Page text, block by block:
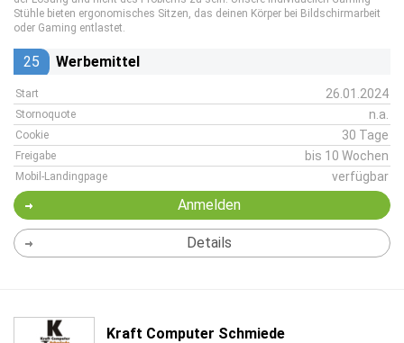
Stühle bieten ergonomisches Sitzen, das deinen Körper bei Bildschirmarbeit
oder Gaming entlastet.
25 Werbemittel
Start 26.01.2024
Stornoquote n.a.
Cookie 30 Tage
Freigabe bis 10 Wochen
Mobil-Landingpage verfügbar
Anmelden
Details
Kraft Computer Schmiede